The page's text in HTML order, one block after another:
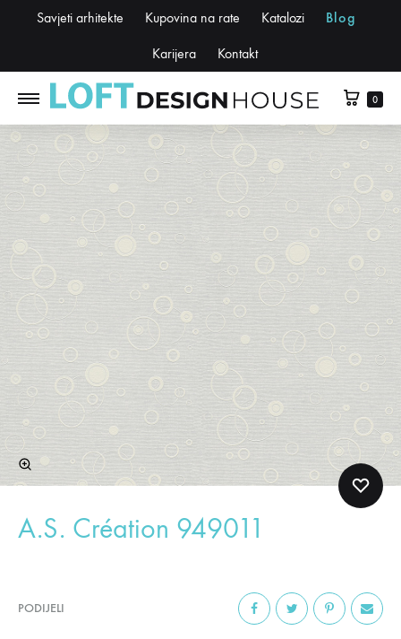
Savjeti arhitekte Kupovina na rate Katalozi Blog
Karijera Kontakt
0
A.S. Création 949011
PODIJELI